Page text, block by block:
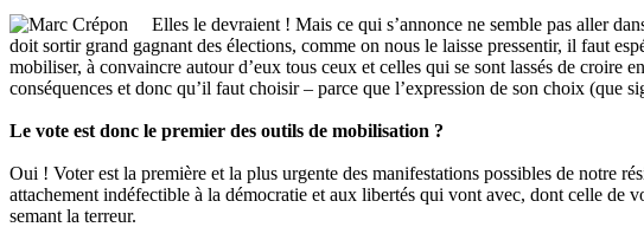
Elles le devraient ! Mais ce qui s’annonce ne semble pas aller
doit sortir grand gagnant des élections, comme on nous le laisse pressentir, il faut
mobiliser, à convaincre autour d’eux tous ceux et celles qui se sont lassés de croire
conséquences et donc qu’il faut choisir – parce que l’expression de son choix (que
Le vote est donc le premier des outils de mobilisation ?
Oui ! Voter est la première et la plus urgente des manifestations possibles de notre
attachement indéfectible à la démocratie et aux libertés qui vont avec, dont celle de
semant la terreur.